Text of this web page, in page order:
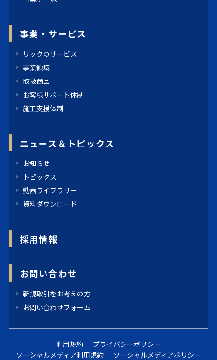
事業・サービス
リックのサービス
事業領域
取扱商品
お客様サポート体制
施工支援体制
ニュース＆トピックス
お知らせ
トピックス
動画ライブラリー
資料ダウンロード
採用情報
お問い合わせ
新規取引をお考えの方
お問い合わせフォーム
利用規約
プライバシーポリシー
ソーシャルメディア利用規約
ソーシャルメディアポリシー